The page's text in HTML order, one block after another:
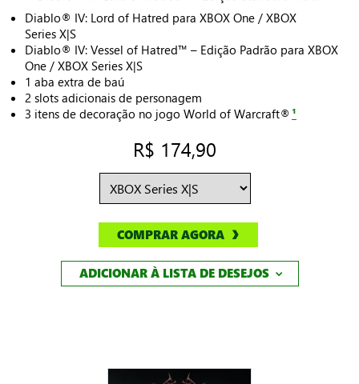
Diablo® IV: Lord of Hatred para XBOX One / XBOX
Series X|S
Diablo® IV: Vessel of Hatred™ – Edição Padrão para XBOX
One / XBOX Series X|S
1 aba extra de baú
2 slots adicionais de personagem
3 itens de decoração no jogo World of Warcraft® ¹
R$ 174,90
COMPRAR AGORA
ADICIONAR À LISTA DE DESEJOS